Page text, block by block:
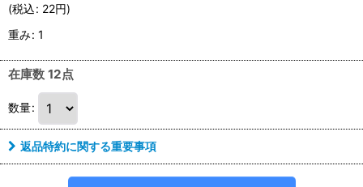
(税込: 22円)
重み: 1
在庫数 12点
数量:
返品特約に関する重要事項